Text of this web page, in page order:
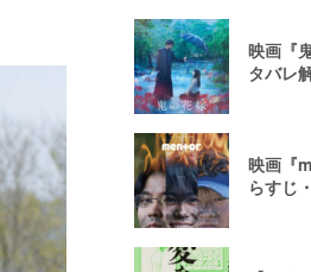
映画『
タバレ
映画『
らすじ